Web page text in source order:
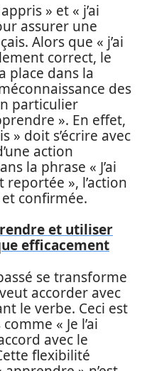
» et « j’ai
assurer une
Alors que « j’ai
correct, le
place dans la
des
particulier
». En effet,
» doit s’écrire avec
action
la phrase « J’ai
», l’action
confirmée.
et utiliser
efficacement
se transforme
accorder avec
le verbe. Ceci est
« Je l’ai
avec le
flexibilité